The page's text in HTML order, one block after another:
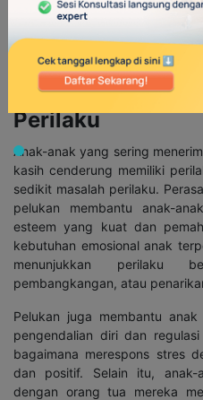
hidup mereka.
10.
Perilaku
Anak-anak yang sering
kasih cenderung memiliki
sedikit masalah perilaku.
pelukan membantu anak-
esteem yang kuat dan
kebutuhan emosional anak
menunjukkan perilaku
pembangkangan, atau
Pelukan juga membantu
pengendalian diri dan
bagaimana merespons stres
dan positif. Selain itu, anak-
dengan orang tua mereka